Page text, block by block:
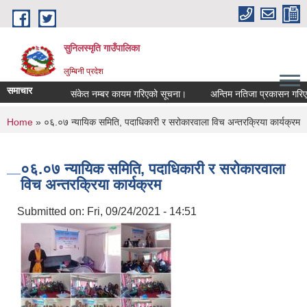
Skip to main content
सुनिलस्मृति गाउँपालिका
लुम्बिनी प्रदेश
समाचार संकेत नम्बर कायम गरिएको सूचना। अन्तिम नतिजा प्रकासन गरिएकाे
You are here
Home » ०६.०७ न्यायिक समिति, पदाधिकारी र सरोकारवाला विच अन्तरक्रिया कार्यक्रम
०६.०७ न्यायिक समिति, पदाधिकारी र सरोकारवाला
विच अन्तरक्रिया कार्यक्रम
Submitted on: Fri, 09/24/2021 - 14:51